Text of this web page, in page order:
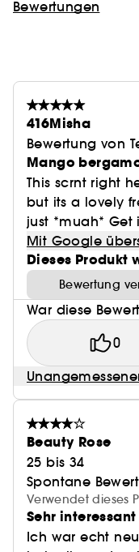
Bewertungen
416Misha
Bewertung von
Mango
This scrnt right
but its a lovely
just *muah* Get
Mit Google
Dieses Produkt
Bewertung
War diese
0
Beauty Rose
25 bis 34
Spontane
Verwendet dieses
Sehr interessant
Ich war echt